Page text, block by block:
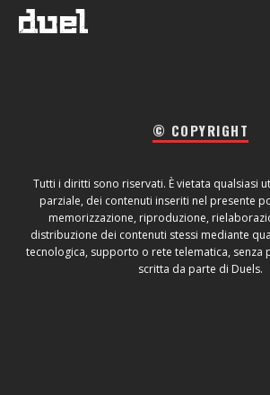
© COPYRIGHT
Tutti i diritti sono riservati. È vietata qualsiasi
parziale, dei contenuti inseriti nel presente
memorizzazione, riproduzione,
distribuzione dei contenuti stessi mediante
tecnologica, supporto o rete telematica, senza
scritta da parte di Duels.